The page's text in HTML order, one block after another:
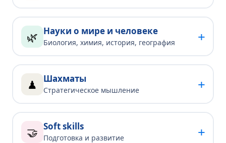
🌿 Науки о мире и человеке
Биология, химия, история, география +
♟ Шахматы
Стратегическое мышление +
🤝 Soft skills
Подготовка и развитие +